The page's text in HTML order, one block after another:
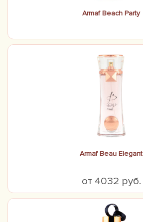
Armaf Beach Party
Armaf Beau Elegant
от 4032 руб.